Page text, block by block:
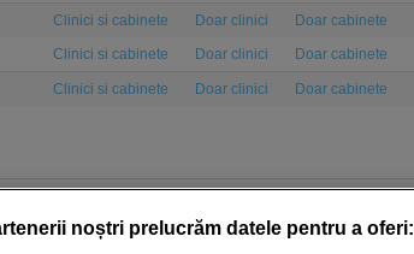
Clinici si cabinete Doar clinici
Doar cabinete
Clinici si cabinete Doar clinici Doar cabinete
Clinici si cabinete Doar clinici Doar cabinete
noștri prelucrăm datele pentru a oferi: